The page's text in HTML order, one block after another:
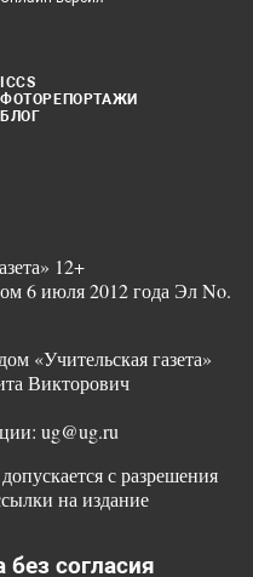
ICCS
ФОТОРЕПОРТАЖИ
БЛОГ
12+
6 июля 2012 года Эл No.
«Учительская газета»
Викторович
ug@ug.ru
с разрешения
на издание
без согласия